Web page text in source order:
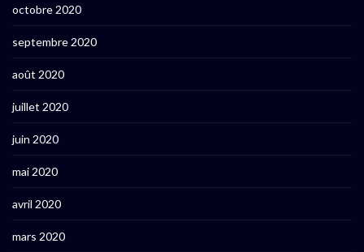
octobre 2020
septembre 2020
août 2020
juillet 2020
juin 2020
mai 2020
avril 2020
mars 2020